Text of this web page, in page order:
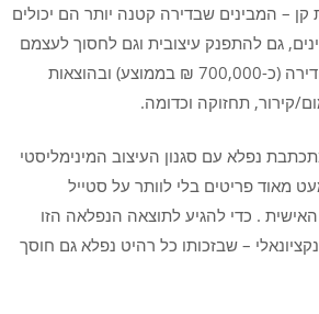
– המבינים שבדירה קטנה יותר הם יכולים
גם להתפנק עיצובית וגם לחסוך לעצמם
כספים רבים, ברכישת הדירה (כ-700,000 ₪ בממוצע) ובהוצאות
קירור, תחזוקה וכדומה.
נפלא עם סגנון העיצוב המינימליסטי
מאוד פריטים בלי לוותר על סטייל
. כדי להגיע לתוצאה הנפלאה הזו
– שבזכותו כל רהיט נפלא גם חוסך